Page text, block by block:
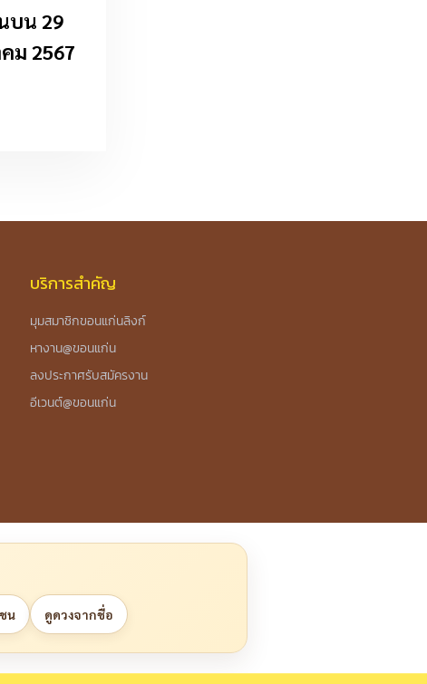
บน 29
ม 2567
บริการสำคัญ
มุมสมาชิกขอนแก่นลิงก์
หางาน@ขอนแก่น
ลงประกาศรับสมัครงาน
อีเวนต์@ขอนแก่น
น ดูดวงจากชื่อ